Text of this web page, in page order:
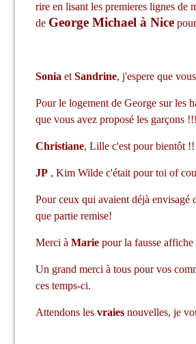
rire en lisant les premieres lignes de
de George Michael à Nice
Sonia et Sandrine, j'espere que
Pour le logement de George sur les
que vous avez proposé les garçons
Christiane, Lille c'est pour bientôt !!
JP , Kim Wilde c'était pour toi of
Pour ceux qui avaient déjà envisagé
que partie remise!
Merci à Marie pour la fausse affiche
Un grand merci à tous pour vos
ces temps-ci.
Attendons les vraies nouvelles, je